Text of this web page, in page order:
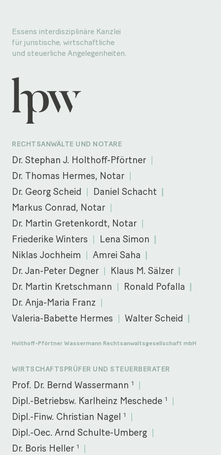
Essens interdisziplinäre Kanzlei
für juristische, wirtschaftliche
und steuerliche Angelegenheiten.
RECHTSANWÄLTE UND NOTARE
Dr. Stephan J. Holthoff-Pförtner
Dr. Thomas Hermes, Notar
Dr. Georg Scheid
Daniel Schacht
Markus Conrad, Notar
Dr. Martin Gretenkordt, Notar
Friederike Winters
Lena Simon
Niklas Jochheim
Amrei Saha
Dr. Jan-Peter Degner
Klaus M. Sälzer
Dr. Martin Kretschmann
Ronald Pofalla
Dr. Anja-Maria Franz
Valeria-Babette Hermes
Walter Scheid
Holthoff-Pförtner Wassermann Rechtsanwaltsgesellschaft mbH
WIRTSCHAFTSPRÜFER UND STEUERBERATER
Prof. Dr. Bernd Wassermann 1
Dipl.-Betriebsw. Karlheinz Meschede 1
Dipl.-Finw. Christian Nagel 1
Dipl.-Oec. Arnd Schulte-Umberg
Dr. Boris Heller 1